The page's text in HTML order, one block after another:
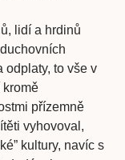
lidí a hrdinů
odplaty, to vše v
kromě
přízemně
vyhovoval,
kultury, navíc s